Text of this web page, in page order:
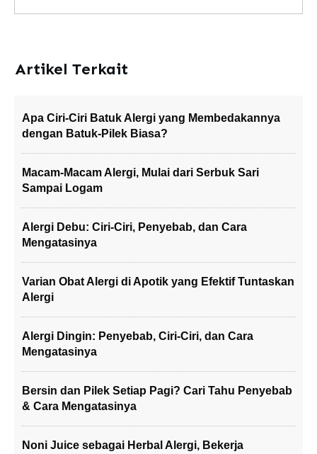
Artikel Terkait
Apa Ciri-Ciri Batuk Alergi yang Membedakannya
dengan Batuk-Pilek Biasa?
Macam-Macam Alergi, Mulai dari Serbuk Sari
Sampai Logam
Alergi Debu: Ciri-Ciri, Penyebab, dan Cara
Mengatasinya
Varian Obat Alergi di Apotik yang Efektif Tuntaskan
Alergi
Alergi Dingin: Penyebab, Ciri-Ciri, dan Cara
Mengatasinya
Bersin dan Pilek Setiap Pagi? Cari Tahu Penyebab
& Cara Mengatasinya
Noni Juice sebagai Herbal Alergi, Bekerja